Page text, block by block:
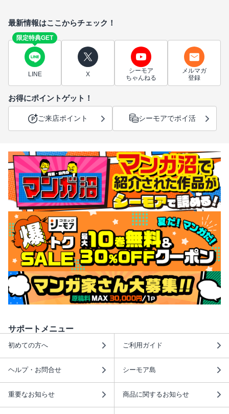
最新情報はここからチェック！
限定特典GET
LINE X
シーモア
ちゃんねる
メルマガ
登録
お得にポイントゲット！
ご来店ポイント シーモアでポイ活
サポートメニュー
初めての方へ ご利用ガイド
ヘルプ・お問合せ シーモア島
重要なお知らせ 商品に関するお知らせ